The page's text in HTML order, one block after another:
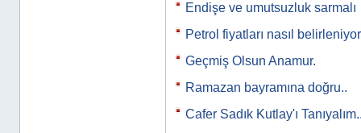
Endişe ve umutsuzluk sarmalı
Petrol fiyatları nasıl
Geçmiş Olsun Anamur.
Ramazan bayramına doğru..
Cafer Sadık Kutlay'ı